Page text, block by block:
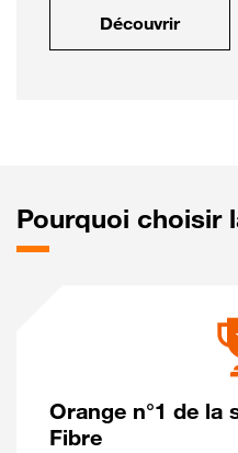
Découvrir
Pourquoi choisir
Orange n°1 de la
Fibre